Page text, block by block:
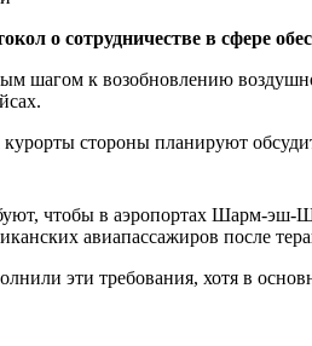
о сотрудничестве в сфере
шагом к возобновлению
стороны планируют
чтобы в аэропортах Шарм-эш-
авиапассажиров после
эти требования, хотя в